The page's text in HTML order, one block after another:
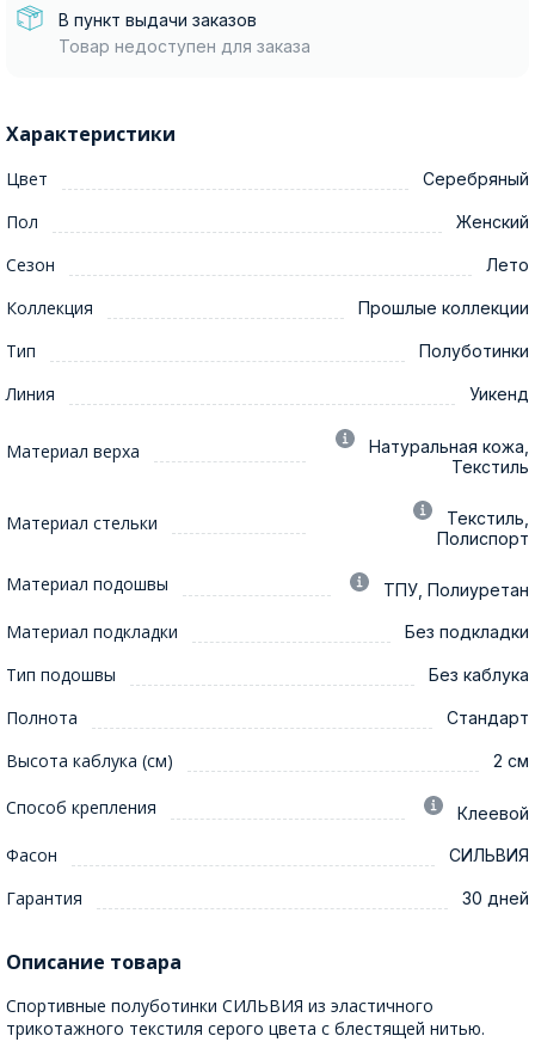
В пункт выдачи заказов
Товар недоступен для заказа
Характеристики
Цвет Серебряный
Пол Женский
Сезон Лето
Коллекция Прошлые коллекции
Тип Полуботинки
Линия Уикенд
Материал верха
Натуральная кожа,
Текстиль
Материал стельки
Текстиль,
Полиспорт
Материал подошвы ТПУ, Полиуретан
Материал подкладки Без подкладки
Тип подошвы Без каблука
Полнота Стандарт
Высота каблука (см) 2 см
Способ крепления Клеевой
Фасон СИЛЬВИЯ
Гарантия 30 дней
Описание товара
Спортивные полуботинки СИЛЬВИЯ из эластичного
трикотажного текстиля серого цвета с блестящей нитью.